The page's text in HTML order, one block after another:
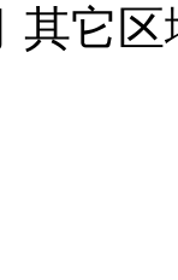
其它